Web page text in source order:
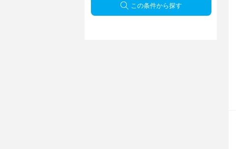
この条件から探す